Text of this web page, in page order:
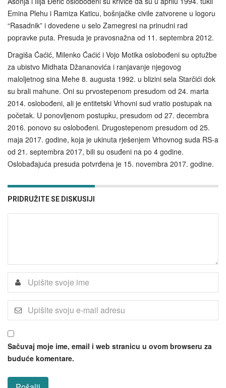
Emina Plehu i Ramiza Katicu, bošnjačke civile zatvorene u logoru
“Rasadnik” i dovedene u selo Zamegresi na prinudni rad
popravke puta. Presuda je pravosnažna od 11. septembra 2012.
Dragiša Ćaćić, Milenko Ćaćić i Vojo Motika oslobođeni su optužbe
za ubistvo Midhata Džananovića i ranjavanje njegovog
maloljetnog sina Mehe 8. augusta 1992. u blizini sela Starčići dok
su brali mahune. Oni su prvostepenom presudom od 24. marta
2014. oslobođeni, ali je entitetski Vrhovni sud vratio postupak na
početak. U ponovljenom postupku, presudom od 27. decembra
2016. ponovo su oslobođeni. Drugostepenom presudom od 25.
maja 2017. godine, koja je ukinuta rješenjem Vrhovnog suda RS-a
od 21. septembra 2017, bili su osuđeni na po 4 godine.
Oslobađajuća presuda potvrđena je 15. novembra 2017. godine.
PRIDRUŽITE SE DISKUSIJI
Sačuvaj moje ime, email i web stranicu u ovom browseru za
buduće komentare.